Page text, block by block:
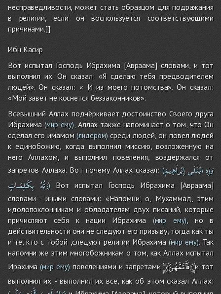
несправедливости, может стать образцом для подражания
в религии, если он воспользуется соответствующими
причинами.]]
Ибн Касир
Вот испытал Господь Ибрахима [Авраама] словами, и тот
выполнил их. Он сказал: «Я сделаю тебя предводителем
людей». Он сказал: « И из моего потомства». Он сказал:
«Мой завет не коснется беззаконников».
Всевышний Аллах подчёркивает достоинство Своего друга
Ибрахима (мир ему) , Аллах также напоминает о том, что Он
сделал его имамом(лидером)среди людей, он повёл людей
к единобожию, когда выполнил миссию, возложенную на
него Аллахом, и выполнил повеления, воздержался от
запретов Аллаха. Вот почему Аллах сказал: ( وَإِذِابْتَلَىإِبْراَهِيمَ
رَبُّهُ بِكَلِمَـاتٍ ) Вот испытал Господь Ибрахима [Авраама]
словами– иными словами: «Напомни, о, Мухаммад, этим
идолопоклонникам и обладателям двух писаний, которые
причисляют себя к нации Ибрахима (мир ему) , но в
действительности они не следуют его призыву, тогда как ты
и те, кто с тобой ,следуют религии Ибрахима (мир ему). Так
напомни же этим многобожникам о том, как Аллах испытал
Ирахима (мир ему)повелениями и запретами ﴿فَأَتَمَّهُنَّ﴾и тот
выполнил их. - выполнил их все, как об этом сказал Аллах: